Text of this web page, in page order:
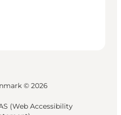
© 2026
(Web Accessibility